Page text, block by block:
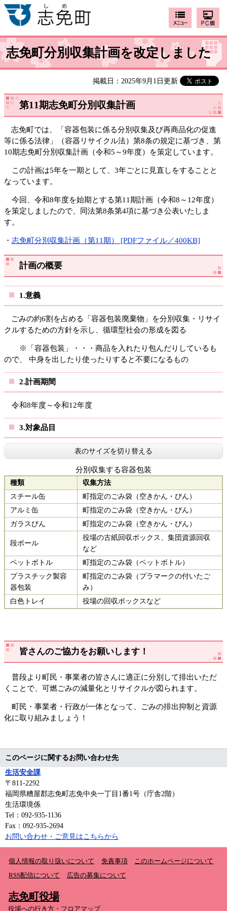
志免町分別収集計画を改定しました
掲載日：2025年9月1日更新
第11期志免町分別収集計画
志免町では、「容器包装に係る分別収集及び再商品化の促進
等に係る法律」（容器リサイクル法）第8条の規定に基づき、第
10期志免町分別収集計画（令和5～9年度）を策定しています。
この計画は5年を一期として、3年ごとに見直しをすることと
なっています。
今回、令和8年度を始期とする第11期計画（令和8～12年度）
を策定しましたので、同法第8条第4項に基づき公表いたしま
す。
・ 志免町分別収集計画（第11期） [PDFファイル／400KB]
計画の概要
1.意義
ごみの約6割を占める「容器包装廃棄物」を分別収集・リサイ
クルするための方針を示し、循環型社会の形成を図る
※「容器包装」・・・商品を入れたり包んだりしているも
ので、 中身を出したり使ったりすると不要になるもの
2.計画期間
令和8年度～令和12年度
3.対象品目
表のサイズを切り替える
分別収集する容器包装
種類
収集方法
スチール缶
町指定のごみ袋（空きかん・びん）
アルミ缶
町指定のごみ袋（空きかん・びん）
ガラスびん
町指定のごみ袋（空きかん・びん）
段ボール
役場の古紙回収ボックス、集団資源回収
など
ペットボトル
町指定のごみ袋（ペットボトル）
プラスチック製容
器包装
町指定のごみ袋（プラマークの付いたご
み）
白色トレイ
役場の回収ボックスなど
皆さんのご協力をお願いします！
普段より町民・事業者の皆さんに適正に分別して排出いただ
くことで、可燃ごみの減量化とリサイクルが図られます。
町民・事業者・行政が一体となって、ごみの排出抑制と資源
化に取り組みましょう！
このページに関するお問い合わせ先
生活安全課
〒811-2292
福岡県糟屋郡志免町志免中央一丁目1番1号（庁舎2階）
生活環境係
Tel：092-935-1136
Fax：092-935-2694
お問い合わせ・ご意見はこちらから
個人情報の取り扱いについて 免責事項
このホームページについて
RSS配信について
広告の募集について
志免町役場
役場への行き方・フロアマップ